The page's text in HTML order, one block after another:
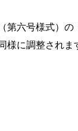
六号様式）
に調整され